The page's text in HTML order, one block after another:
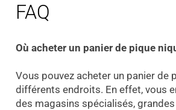
FAQ
Où acheter un panier de pique
Vous pouvez acheter un panier de
différents endroits. En effet, vous
des magasins spécialisés,